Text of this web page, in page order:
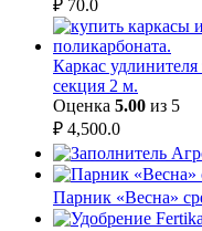
₽ 70.0
Каркас
секция 2 м.
Оценка 5.00 из 5
₽ 4,500.0
Парник «Весна»